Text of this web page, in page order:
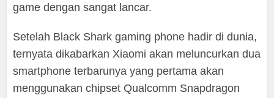
game dengan sangat lancar.
Setelah Black Shark gaming phone hadir di dunia,
ternyata dikabarkan Xiaomi akan meluncurkan dua
smartphone terbarunya yang pertama akan
menggunakan chipset Qualcomm Snapdragon